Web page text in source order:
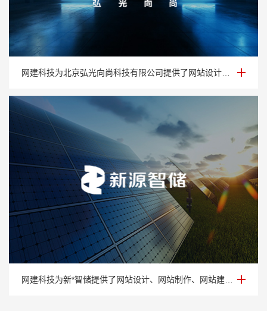
芯片网站建设-北京弘*向尚科技有限公司 网建科技为北京弘光向尚科技有限公司提供了网站设计、网站制作、网站建设以及网站维护等一站式服务。
能源科技网站建设-新*智储 网建科技为新*智储提供了网站设计、网站制作、网站建设以及网站维护等一站式服务！